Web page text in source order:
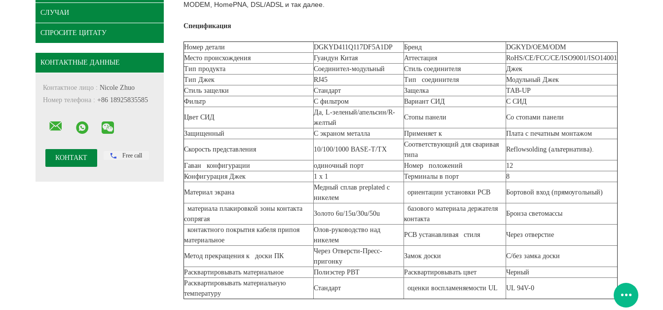
СЛУЧАИ
СПРОСИТЕ ЦИТАТУ
КОНТАКТНЫЕ ДАННЫЕ
Контактное лицо : Nicole Zhuo
Номер телефона : +86 18925835585
Free call
MODEM, HomePNA, DSL/ADSL и так далее.
Спецификация
Номер детали DGKYD411Q117DF5A1DP Бренд
DGKYD/OEM/ODM
Место происхождения
Гуандун Китая Аттестация
RoHS/CE/FCC/CE/ISO9001/ISO14001
Тип продукта
Соединител-модульный Стиль соединителя
Джек
Тип Джек
RJ45 Тип соединителя
Модульный Джек
Стиль защелки
Стандарт Защелка
TAB-UP
Фильтр
С фильтром Вариант СИД С СИД
Цвет СИД
Да, L-зеленый/апельсин/R-
желтый
Стопы панели Со стопами панели
Защищенный С экраном металла Применяет к Плата с печатным монтажом
Скорость представления 10/100/1000 BASE-T/TX
Соответствующий для сваривая
типа
Reflowsolding (альтернатива).
Гаван конфигурации одиночный порт Номер положений
12
Конфигурация Джек
1 x 1 Терминалы в порт 8
Материал экрана
Медный сплав preplated с
никелем
ориентации установки PCB Бортовой вход (прямоугольный)
материала плакировкой зоны контакта
сопрягая
Золото 6u/15u/30u/50u
базового материала держателя
контакта
Бронза светомассы
контактного покрытия кабеля припоя
материальное
Олов-руководство над
никелем
PCB устанавливая стиля Через отверстие
Метод прекращения к доски ПК
Через Отверсти-Пресс-
пригонку
Замок доски С/без замка доски
Расквартировывать материальное Полиэстер PBT Расквартировывать цвет
Черный
Расквартировывать материальную
температуру
Стандарт оценки воспламеняемости UL UL 94V-0